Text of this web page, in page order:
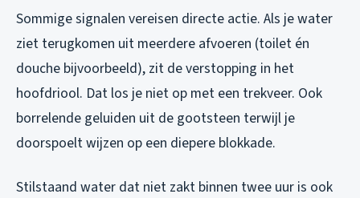
Sommige signalen vereisen directe actie. Als je water
ziet terugkomen uit meerdere afvoeren (toilet én
douche bijvoorbeeld), zit de verstopping in het
hoofdriool. Dat los je niet op met een trekveer. Ook
borrelende geluiden uit de gootsteen terwijl je
doorspoelt wijzen op een diepere blokkade.
Stilstaand water dat niet zakt binnen twee uur is ook